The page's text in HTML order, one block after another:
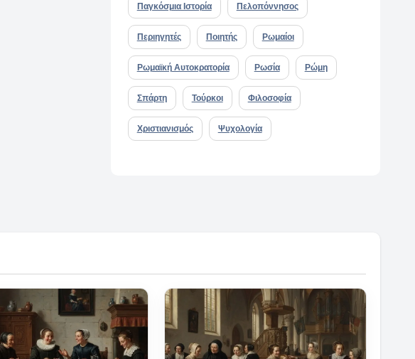
Παγκόσμια Ιστορία Πελοπόννησος
Περιηγητές Ποιητής Ρωμαίοι
Ρωμαϊκή Αυτοκρατορία Ρωσία Ρώμη
Σπάρτη Τούρκοι Φιλοσοφία
Χριστιανισμός Ψυχολογία